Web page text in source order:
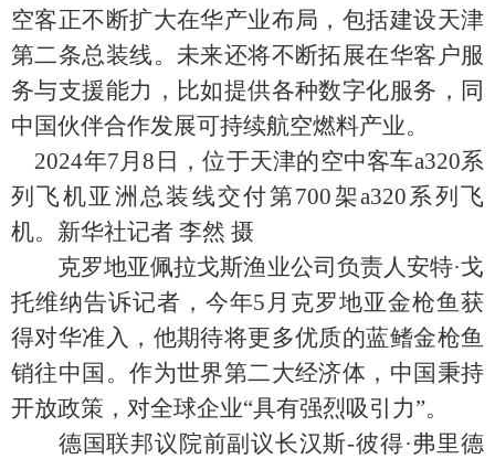
空客正不断扩大在华产业布局，包括建设天津
第二条总装线。未来还将不断拓展在华客户服
务与支援能力，比如提供各种数字化服务，同
中国伙伴合作发展可持续航空燃料产业。
2024年7月8日，位于天津的空中客车a320系
列飞机亚洲总装线交付第700架a320系列飞
机。新华社记者 李然 摄
克罗地亚佩拉戈斯渔业公司负责人安特·戈
托维纳告诉记者，今年5月克罗地亚金枪鱼获
得对华准入，他期待将更多优质的蓝鳍金枪鱼
销往中国。作为世界第二大经济体，中国秉持
开放政策，对全球企业“具有强烈吸引力”。
德国联邦议院前副议长汉斯-彼得·弗里德